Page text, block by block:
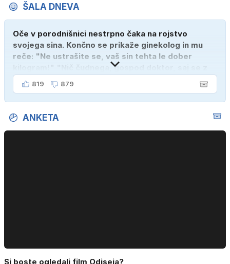
ŠALA DNEVA
Oče v porodnišnici nestrpno čaka na rojstvo
svojega sina. Končno se prikaže ginekolog in mu
reče: "Ne ustrašite se, vaš sin tehta le dober
kilogram!" "Nič čudnega, gospod doktor, saj se z
ženo poznava šele tri mesece."
819 879
ANKETA
Si boste ogledali film Odiseja?